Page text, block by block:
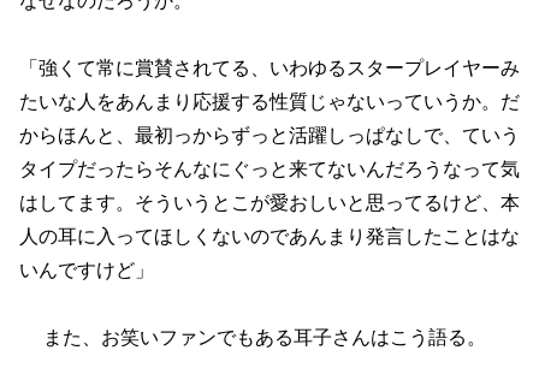
「強くて常に賞賛されてる、いわゆるスタープレイヤーみ
たいな人をあんまり応援する性質じゃないっていうか。だ
からほんと、最初っからずっと活躍しっぱなしで、ていう
タイプだったらそんなにぐっと来てないんだろうなって気
はしてます。そういうとこが愛おしいと思ってるけど、本
人の耳に入ってほしくないのであんまり発言したことはな
いんですけど」
また、お笑いファンでもある耳子さんはこう語る。